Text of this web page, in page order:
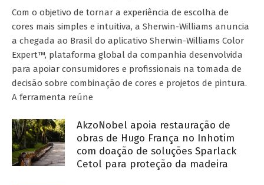
Com o objetivo de tornar a experiência de escolha de
cores mais simples e intuitiva, a Sherwin-Williams anuncia
a chegada ao Brasil do aplicativo Sherwin-Williams Color
Expert™, plataforma global da companhia desenvolvida
para apoiar consumidores e profissionais na tomada de
decisão sobre combinação de cores e projetos de pintura.
A ferramenta reúne
AkzoNobel apoia restauração de
obras de Hugo França no Inhotim
com doação de soluções Sparlack
Cetol para proteção da madeira